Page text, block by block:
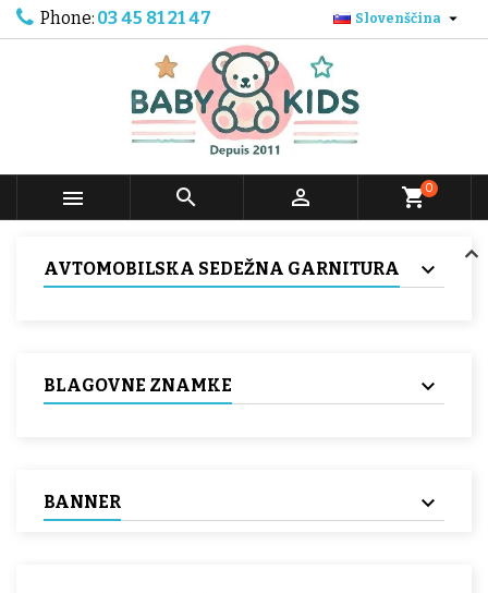
Phone: 03 45 81 21 47 Slovenščina 
   shopping_cart0
AVTOMOBILSKA SEDEŽNA GARNITURA
BLAGOVNE ZNAMKE
BANNER